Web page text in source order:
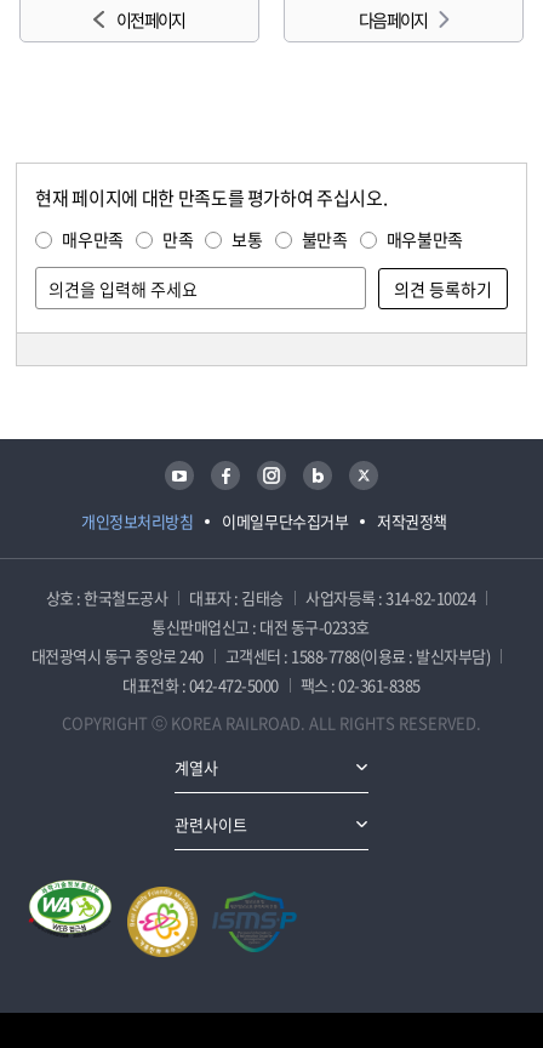
이전 페이지 다음 페이지
현재 페이지에 대한 만족도를 평가하여 주십시오.
매우만족 만족 보통 불만족 매우불만족
개인정보처리방침 이메일무단수집거부 저작권정책
유튜브 페이스북 인스타그램 블로그 트위터
상호 : 한국철도공사 대표자 : 김태승
사업자등록 : 314-82-10024
통신판매업신고 : 대전 동구-0233호
대전광역시 동구 중앙로 240
고객센터 : 1588-7788(이용료 : 발신자부담)
대표전화 : 042-472-5000
팩스 : 02-361-8385
COPYRIGHT ⓒ KOREA RAILROAD. ALL RIGHTS RESERVED.
계열사
관련사이트